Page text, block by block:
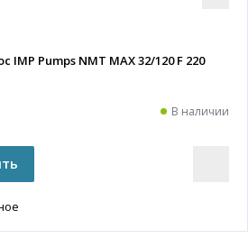
Pumps NMT MAX 32/120 F 220
В наличии